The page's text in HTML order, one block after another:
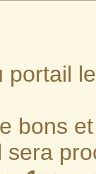
portail
bons
sera